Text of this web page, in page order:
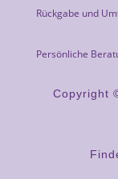
Rückgabe und
Persönliche
Copyright